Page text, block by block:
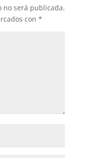
no será publicada.
con *